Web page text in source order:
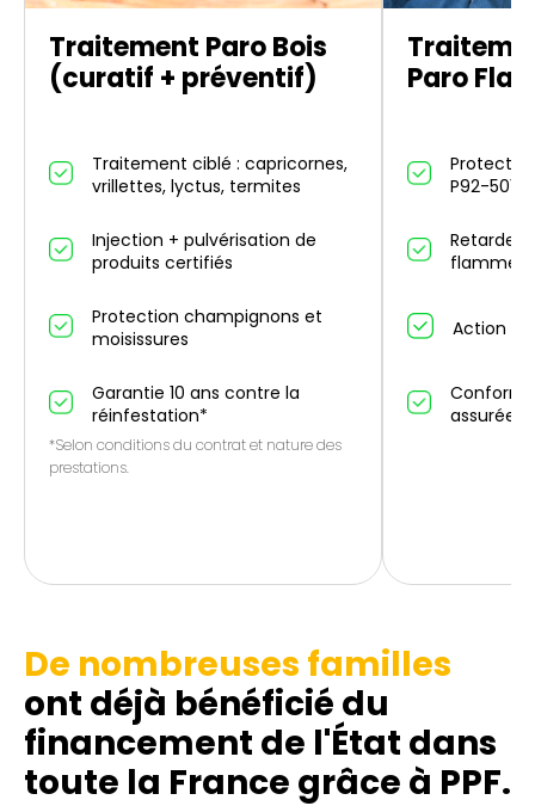
Traitement Paro Bois
(curatif + préventif)
Traitement ciblé : capricornes,
vrillettes, lyctus, termites
Injection + pulvérisation de
produits certifiés
Protection champignons et
moisissures
Garantie 10 ans contre la
réinfestation*
*Selon conditions du contrat et nature des
prestations.
Paro
P92-501
Retarde
flammes
Action
assurée
De nombreuses familles
ont déjà bénéficié du
financement de l'État dans
toute la France grâce à PPF.